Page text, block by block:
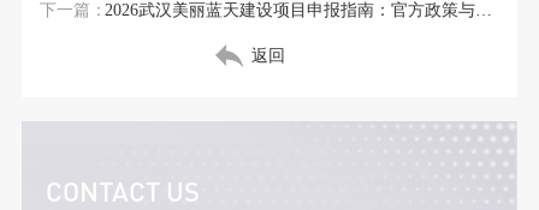
下一篇：
2026武汉美丽蓝天建设项目申报指南：官方政策与补贴标准详解
返回
CONTACT US